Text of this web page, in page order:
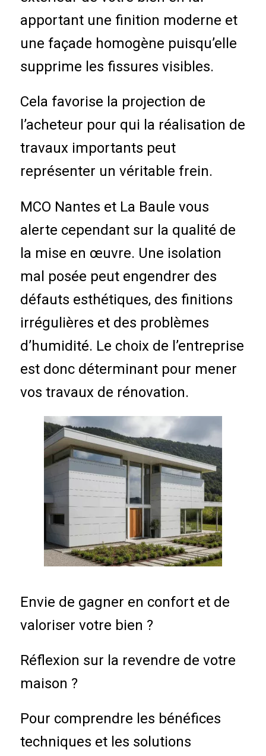
apportant une finition moderne et
une façade homogène puisqu’elle
supprime les fissures visibles.
Cela favorise la projection de
l’acheteur pour qui la réalisation de
travaux importants peut
représenter un véritable frein.
MCO Nantes et La Baule vous
alerte cependant sur la qualité de
la mise en œuvre. Une isolation
mal posée peut engendrer des
défauts esthétiques, des finitions
irrégulières et des problèmes
d’humidité. Le choix de l’entreprise
est donc déterminant pour mener
vos travaux de rénovation.
Envie de gagner en confort et de
valoriser votre bien ?
Réflexion sur la revendre de votre
maison ?
Pour comprendre les bénéfices
techniques et les solutions